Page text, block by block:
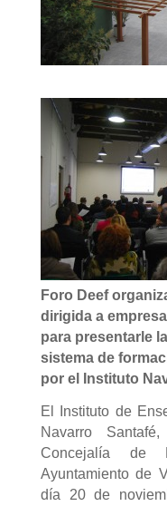
Foro Deef
dirigida a
para presentarle
sistema de
por el Instituto
El Instituto de
Navarro
Concejalía de
Ayuntamiento de
día 20 de